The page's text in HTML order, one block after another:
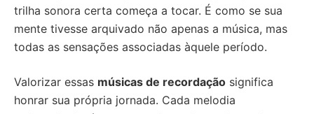
trilha sonora certa começa a tocar. É como se sua
mente tivesse arquivado não apenas a música, mas
todas as sensações associadas àquele período.
Valorizar essas músicas de recordação significa
honrar sua própria jornada. Cada melodia